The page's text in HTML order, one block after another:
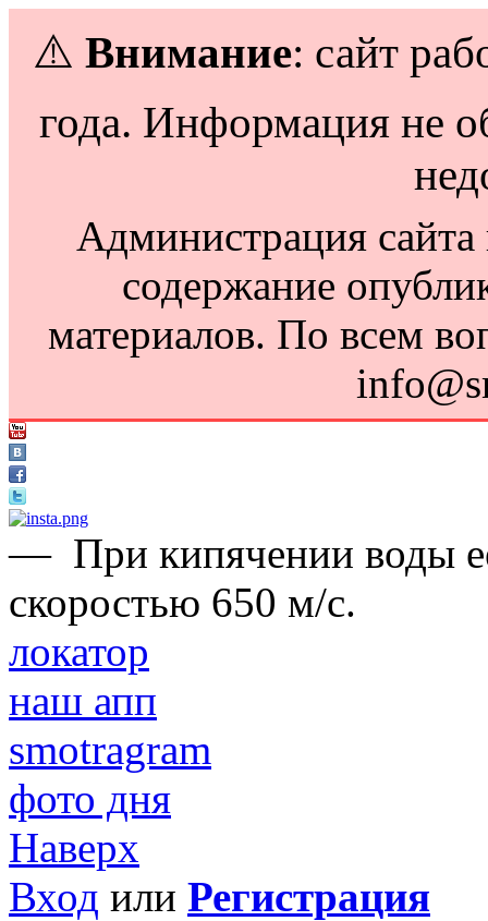
⚠️ Внимание: сайт
года. Информация не
Администрация сайта
содержание
материалов. По всем
— При кипячении воды
скоростью 650 м/с.
локатор
наш апп
smotragram
фото дня
Наверх
Вход или Регистрация